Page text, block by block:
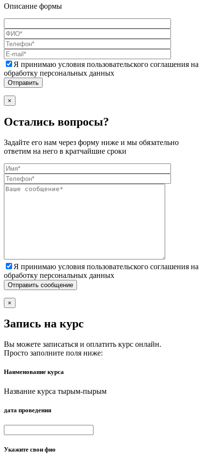
Описание формы
Я принимаю условия пользовательского соглашения на
обработку персональных данных
×
Остались вопросы?
Задайте его нам через форму ниже и мы обязательно
ответим на него в кратчайшие сроки
Я принимаю условия пользовательского соглашения на
обработку персональных данных
×
Запись на курс
Вы можете записаться и оплатить курс онлайн.
Просто заполните поля ниже:
Наименование курса
Название курса тырым-пырым
дата проведения
Укажите свои фио